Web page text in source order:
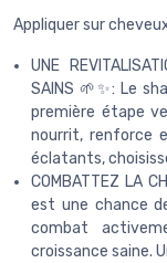
Appliquer sur
UNE
SAINS 🌱✨: Le
première étape
nourrit, renforce
éclatants,
COMBATTEZ LA
est une chance
combat
croissance saine.